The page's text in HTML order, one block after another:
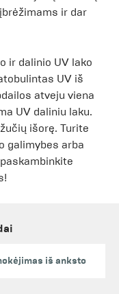
ir dar
ir dalinio UV lako
UV iš
atveju viena
UV daliniu laku.
išorę. Turite
galimybes arba
iš anksto